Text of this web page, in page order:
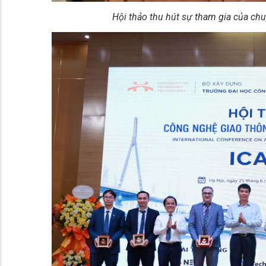
Hội thảo thu hút sự tham gia của